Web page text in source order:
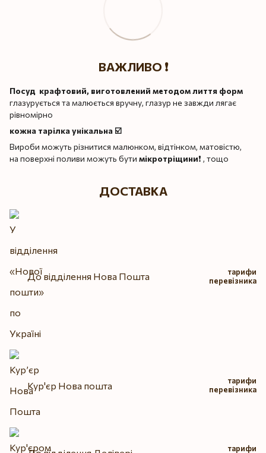
ВАЖЛИВО ❗️
Посуд крафтовий, виготовлений методом лиття форм
глазурується та малюється вручну, глазур не завжди лягає
рівномірно
кожна тарілка унікальна ☑️
Вироби можуть різнитися малюнком, відтінком, матовістю,
на поверхні поливи можуть бути мікротріщини❗️ , тощо
ДОСТАВКА
До відділення Нова Пошта
тарифи
перевізника
Кур'єр Нова пошта
тарифи
перевізника
тарифи